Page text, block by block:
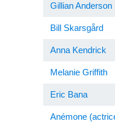
Gillian Anderson
Bill Skarsgård
Anna Kendrick
Melanie Griffith
Eric Bana
Anémone